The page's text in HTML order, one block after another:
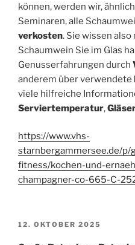
können, werden wir,
Seminaren, alle
verkosten. Sie wissen
Schaumwein Sie im Glas
Genusserfahrungen durch
anderem über verwendete
viele hilfreiche
Serviertemperatur,
https://www.vhs-
starnbergammersee.de/p/
fitness/kochen-und-
champagner-co-665-C-
VERÖFFENTLICHT
12. OKTOBER 2025